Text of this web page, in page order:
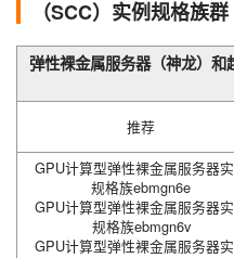
（SCC）实例规格族群
弹性裸金属服务器（神龙）
推荐
GPU计算型弹性裸金属服务器
规格族ebmgn6e
GPU计算型弹性裸金属服务器
规格族ebmgn6v
GPU计算型弹性裸金属服务器